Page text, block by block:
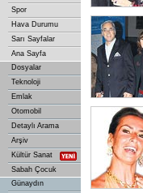
Spor
Hava Durumu
Sarı Sayfalar
Ana Sayfa
Dosyalar
Teknoloji
Emlak
Otomobil
Detaylı Arama
Arşiv
Kültür Sanat
Sabah Çocuk
Günaydın